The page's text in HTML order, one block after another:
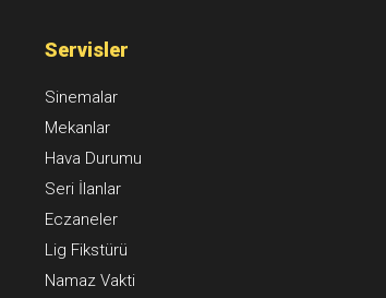
Servisler
Sinemalar
Mekanlar
Hava Durumu
Seri İlanlar
Eczaneler
Lig Fikstürü
Namaz Vakti